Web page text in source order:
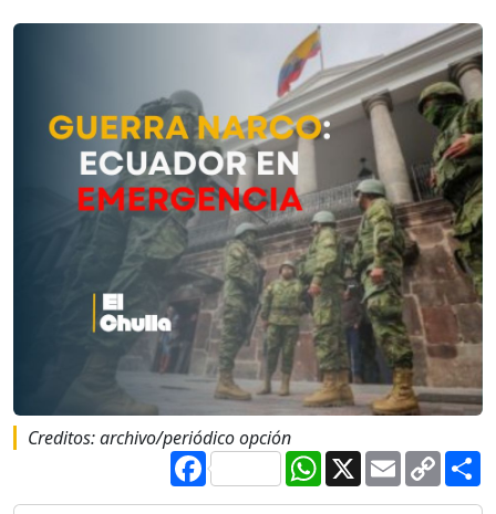
Creditos: archivo/periódico opción
Facebook
WhatsApp
X EmailCopy
Link